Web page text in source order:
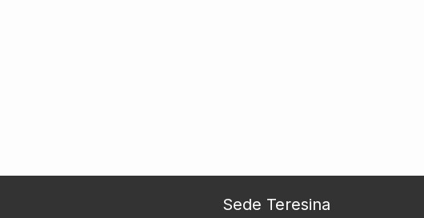
Sede Teresina